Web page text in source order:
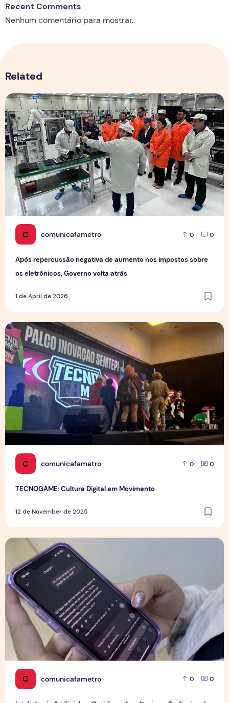
Recent Comments
Nenhum comentário para mostrar.
Related
C comunicafametro 0 0
Após repercussão negativa de aumento nos impostos sobre
os eletrônicos, Governo volta atrás
1 de April de 2026
Após repercussão negativa de aumento nos impostos
C comunicafametro 0 0
TECNOGAME: Cultura Digital em Movimento
12 de November de 2025
TECNOGAME: Cultura Digital em Movimento
C comunicafametro 0 0
Inteligência Artificial no Cotidiano Acadêmico e